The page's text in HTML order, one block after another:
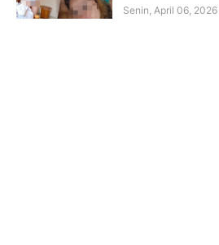
Senin, April 06, 2026